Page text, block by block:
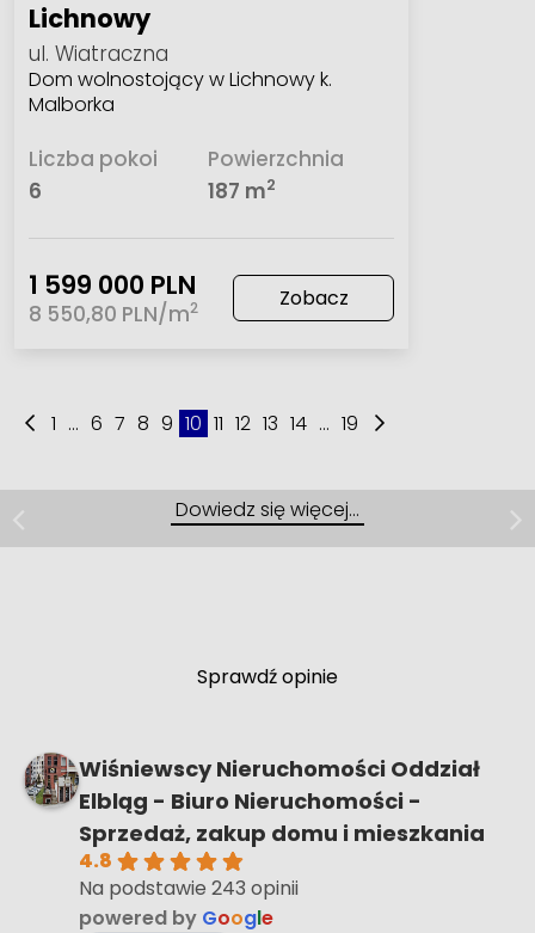
Lichnowy
ul. Wiatraczna
Dom wolnostojący w Lichnowy k.
Malborka
Liczba pokoi
6
Powierzchnia
187 m2
1 599 000 PLN
8 550,80 PLN/m2 Zobacz
1 ... 6 7 8 9 10 11 12 13 14 ... 19
Dowiedz się więcej…
Nowy Staw, ul. Obrońców
Westerplatte
Sprawdź opinie
Wiśniewscy Nieruchomości Oddział
Elbląg - Biuro Nieruchomości -
Sprzedaż, zakup domu i mieszkania
4.8
Na podstawie 243 opinii
powered by Google